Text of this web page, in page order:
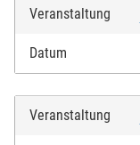
Veranstaltung
Datum
Veranstaltung